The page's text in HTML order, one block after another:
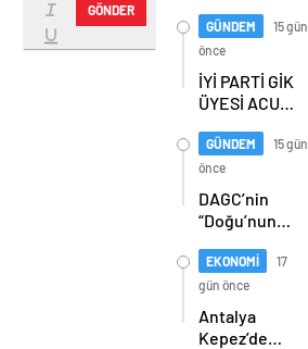
GÖNDER
Teknopark
Nasıl
Büyüyor?
Burcu Alkan
Bilir Yeni
Hedefleri
Anlattı
GÜNDEM
15 gün
önce
İYİ PARTİ GİK
ÜYESİ ACUR,
PARTİLİLERLE
BULUŞTU
GÜNDEM
15 gün
önce
DAGC’nin
“Doğu’nun
Oscarları”
sahiplerini
buldu
EKONOMİ
17
gün önce
Antalya
Kepez’de